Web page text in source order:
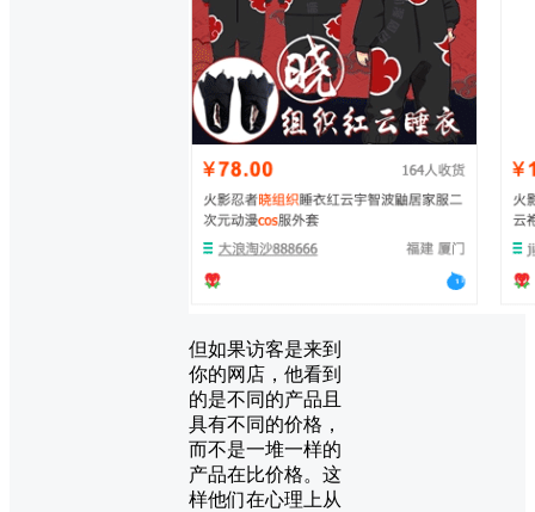
但如果访客是来到
你的网店，他看到
的是不同的产品且
具有不同的价格，
而不是一堆一样的
产品在比价格。这
样他们在心理上从